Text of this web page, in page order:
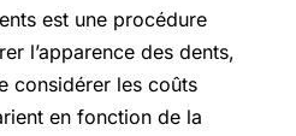
est une procédure
l’apparence des dents,
considérer les coûts
en fonction de la